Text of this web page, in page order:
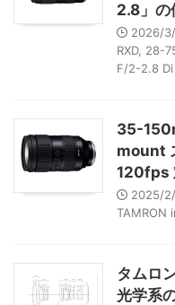
2.8」の
2026/
RXD, 28-
F/2-2.8 Di
35-
mount
120fps
2025/
TAMRON
タムロ
光学系